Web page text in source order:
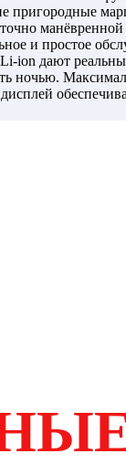
пригородные
и простое
дают
ночью.